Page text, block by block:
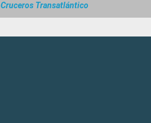
Cruceros Transatlántico